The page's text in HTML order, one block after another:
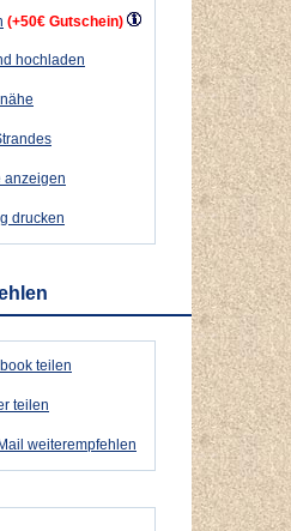
(+50€ Gutschein)
hochladen
anzeigen
drucken
teilen
teilen
weiterempfehlen